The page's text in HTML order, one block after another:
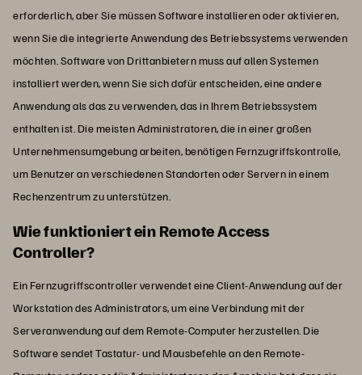
erforderlich, aber Sie müssen Software installieren oder aktivieren,
wenn Sie die integrierte Anwendung des Betriebssystems verwenden
möchten. Software von Drittanbietern muss auf allen Systemen
installiert werden, wenn Sie sich dafür entscheiden, eine andere
Anwendung als das zu verwenden, das in Ihrem Betriebssystem
enthalten ist. Die meisten Administratoren, die in einer großen
Unternehmensumgebung arbeiten, benötigen Fernzugriffskontrolle,
um Benutzer an verschiedenen Standorten oder Servern in einem
Rechenzentrum zu unterstützen.
Wie funktioniert ein Remote Access
Controller?
Ein Fernzugriffscontroller verwendet eine Client-Anwendung auf der
Workstation des Administrators, um eine Verbindung mit der
Serveranwendung auf dem Remote-Computer herzustellen. Die
Software sendet Tastatur- und Mausbefehle an den Remote-